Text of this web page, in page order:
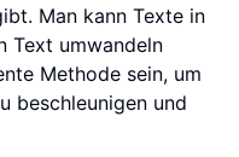
Man kann Texte in
Text umwandeln
Methode sein, um
beschleunigen und